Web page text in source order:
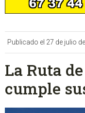
Publicado el 27 de julio
La Ruta
cumple